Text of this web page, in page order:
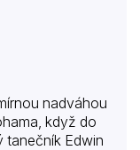
nadváhou
když do
tanečník Edwin